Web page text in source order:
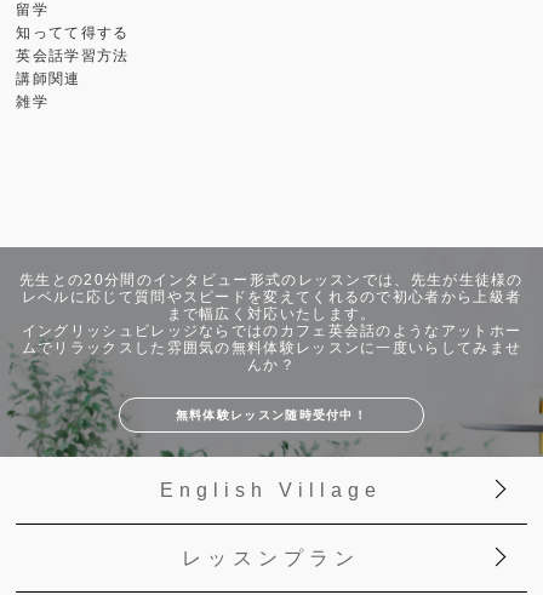
留学
知ってて得する
英会話学習方法
講師関連
雑学
先生との20分間のインタビュー形式のレッスンでは、先生が生徒様の
レベルに応じて質問やスピードを変えてくれるので初心者から上級者
まで幅広く対応いたします。
イングリッシュビレッジならではのカフェ英会話のようなアットホー
ムでリラックスした雰囲気の無料体験レッスンに一度いらしてみませ
んか？
無料体験レッスン随時受付中！
English Village
レッスンプラン